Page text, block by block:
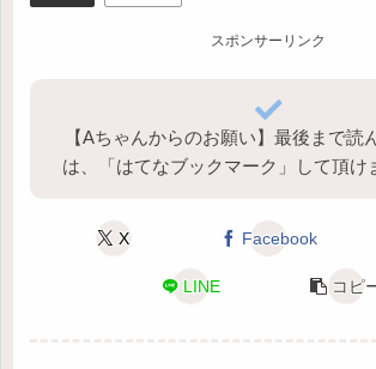
スポンサーリンク
【Aちゃんからのお願い】最後まで読
は、「はてなブックマーク」して頂
X Facebook
LINE コピ